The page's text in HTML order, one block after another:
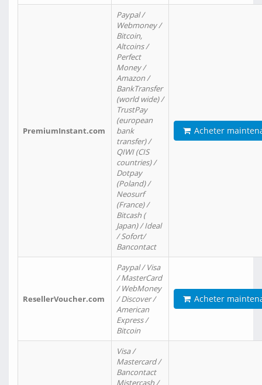
PremiumInstant.com
Paypal /
Webmoney /
Bitcoin,
Altcoins /
Perfect
Money /
Amazon /
BankTransfer
(world wide) /
TrustPay
(european
bank
transfer) /
QIWI (CIS
countries) /
Dotpay
(Poland) /
Neosurf
(France) /
Bitcash (
Japan) / Ideal
/ Sofort/
Bancontact
Acheter
ResellerVoucher.com
Paypal / Visa
/ MasterCard
/ WebMoney
/ Discover /
American
Express /
Bitcoin
Acheter
Visa /
Mastercard /
Bancontact
Mistercash /